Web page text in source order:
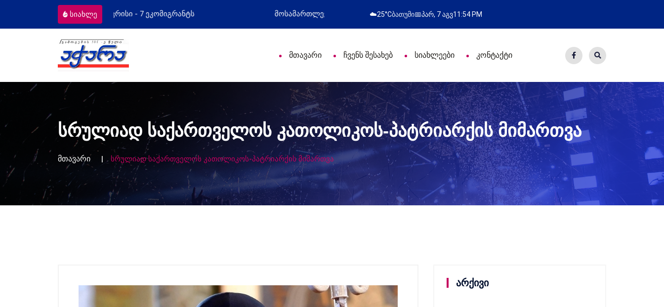
სიახლე მოსამართლეებს პროფესიული დღე მიულოცა წარმატებული გამოსვლა
☁️25°Cბათუმი📅პარ, 7 აგვ11:54 PM
მთავარი ჩვენს შესახებ სიახლეები კონტაქტი
სრულიად საქართველოს კათოლიკოს-პატრიარქის მიმართვა
მთავარი სრულიად საქართველოს კათოლიკოს-პატრიარქის მიმართვა
არქივი